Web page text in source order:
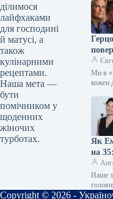
ділимося
лайфхаками
для господині
й матусі, а
також
кулінарними
рецептами.
Наша мета —
бути
помічником у
щоденних
жіночих
турботах.
ми…
90-х
Ми в
кожен
в…
Як
на
зірки
Наше
Copyright © 2026 -